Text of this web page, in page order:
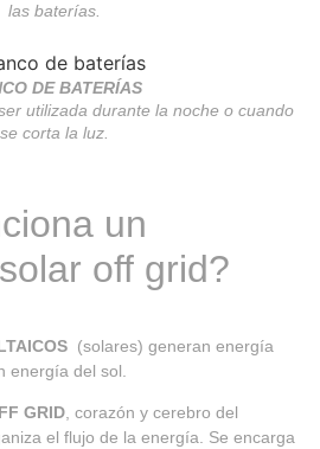
las baterías.
DE BATERÍAS
utilizada durante la noche o cuando
se corta la luz.
un
off grid?
(solares) generan energía
energía del sol.
GRID , corazón y cerebro del
el flujo de la energía. Se encarga